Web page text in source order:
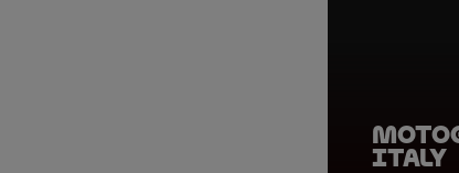
Italy